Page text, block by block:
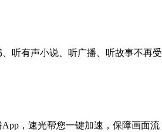
听有声小说、听广播、听故事不再受
，速光帮您一键加速，保障画面流